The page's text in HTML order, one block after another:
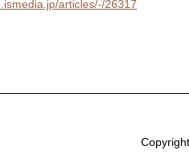
articles/-/26317